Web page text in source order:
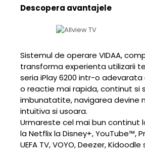
Descopera avantajele
Sistemul de operare VIDAA,
transforma experienta utilizarii
seria iPlay 6200 intr-o
o reactie mai rapida, continut si
imbunatatite, navigarea devine
intuitiva si usoara.
Urmareste cel mai bun continut
la Netflix la Disney+, YouTube™,
UEFA TV, VOYO, Deezer,